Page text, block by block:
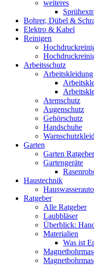
weiteres
Bohrer, Dübel &
Elektro & Kabel
Reinigen
Arbeitsschutz
Arbeitskleidung
Atemschutz
Augenschutz
Gehörschutz
Handschuhe
Garten
Garten Ratgeber
Gartengeräte
Haustechnik
Ratgeber
Alle Ratgeber
Laubbläser
Überblick:
Materialien
Was ist